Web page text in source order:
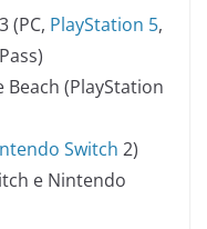
(PC, PlayStation 5,
Beach (PlayStation
Switch 2)
e Nintendo